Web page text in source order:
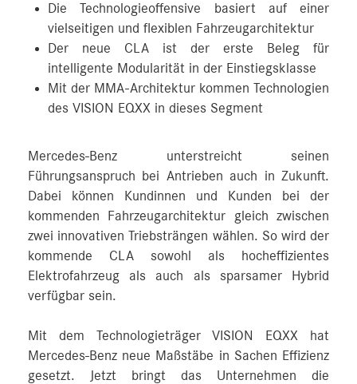
Die Technologieoffensive basiert auf einer
vielseitigen und flexiblen Fahrzeugarchitektur
Der neue CLA ist der erste Beleg für
intelligente Modularität in der Einstiegsklasse
Mit der MMA-Architektur kommen Technologien
des VISION EQXX in dieses Segment
Mercedes-Benz unterstreicht seinen
Führungsanspruch bei Antrieben auch in Zukunft.
Dabei können Kundinnen und Kunden bei der
kommenden Fahrzeugarchitektur gleich zwischen
zwei innovativen Triebsträngen wählen. So wird der
kommende CLA sowohl als hocheffizientes
Elektrofahrzeug als auch als sparsamer Hybrid
verfügbar sein.
Mit dem Technologieträger VISION EQXX hat
Mercedes-Benz neue Maßstäbe in Sachen Effizienz
gesetzt. Jetzt bringt das Unternehmen die